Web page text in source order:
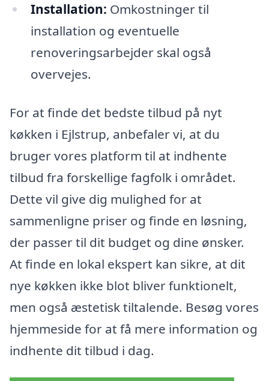
Installation: Omkostninger til
installation og eventuelle
renoveringsarbejder skal også
overvejes.
For at finde det bedste tilbud på nyt
køkken i Ejlstrup, anbefaler vi, at du
bruger vores platform til at indhente
tilbud fra forskellige fagfolk i området.
Dette vil give dig mulighed for at
sammenligne priser og finde en løsning,
der passer til dit budget og dine ønsker.
At finde en lokal ekspert kan sikre, at dit
nye køkken ikke blot bliver funktionelt,
men også æstetisk tiltalende. Besøg vores
hjemmeside for at få mere information og
indhente dit tilbud i dag.